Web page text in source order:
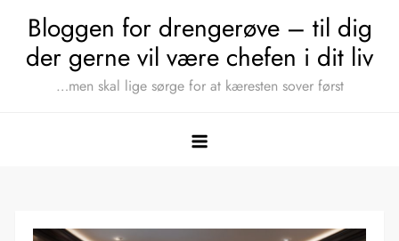
content
Bloggen for drengerøve – til dig
der gerne vil være chefen i dit liv
…men skal lige sørge for at kæresten sover først